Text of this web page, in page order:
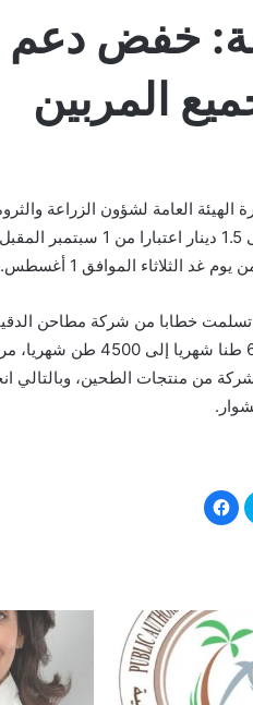
المربين
الهيئة العامة لشؤون الزراعة
دعمه من 1.6 إلى 1.5
غد الثلاثاء الموافق 1 أغسطس.
تسلمت خطابا من شركة مطاحن
الشوار من 6750
من منتجات الطحين،
ض
ك
ع
ل
ى
ن
ا
ر
ك
ة
ع
ل
ى
ف